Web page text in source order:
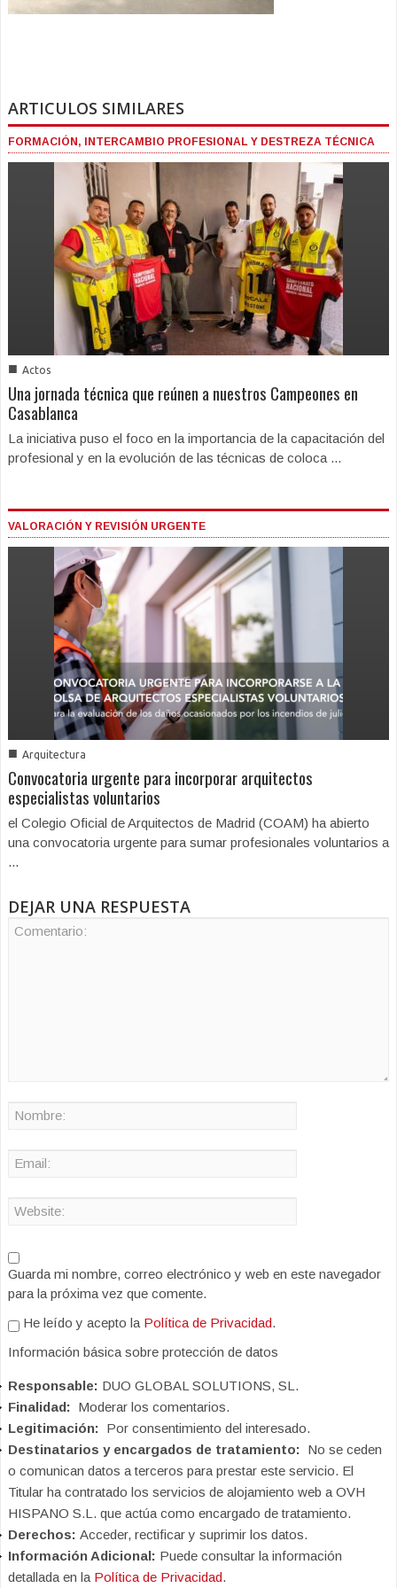
ARTICULOS SIMILARES
FORMACIÓN, INTERCAMBIO PROFESIONAL Y DESTREZA TÉCNICA
■ Actos
Una jornada técnica que reúnen a nuestros Campeones en
Casablanca
La iniciativa puso el foco en la importancia de la capacitación del
profesional y en la evolución de las técnicas de coloca ...
VALORACIÓN Y REVISIÓN URGENTE
■ Arquitectura
Convocatoria urgente para incorporar arquitectos
especialistas voluntarios
el Colegio Oficial de Arquitectos de Madrid (COAM) ha abierto
una convocatoria urgente para sumar profesionales voluntarios a
...
DEJAR UNA RESPUESTA
Guarda mi nombre, correo electrónico y web en este navegador
para la próxima vez que comente.
He leído y acepto la Política de Privacidad.
Información básica sobre protección de datos
Responsable: DUO GLOBAL SOLUTIONS, SL.
Finalidad: Moderar los comentarios.
Legitimación: Por consentimiento del interesado.
Destinatarios y encargados de tratamiento: No se ceden
o comunican datos a terceros para prestar este servicio. El
Titular ha contratado los servicios de alojamiento web a OVH
HISPANO S.L. que actúa como encargado de tratamiento.
Derechos: Acceder, rectificar y suprimir los datos.
Información Adicional: Puede consultar la información
detallada en la Política de Privacidad.